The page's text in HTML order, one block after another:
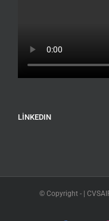
LINKEDIN
© Copyright - |